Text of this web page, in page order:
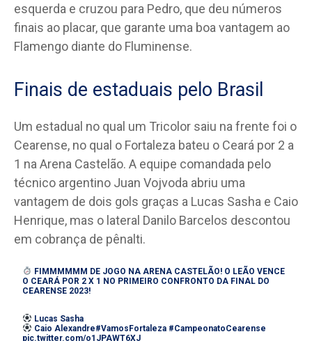
esquerda e cruzou para Pedro, que deu números
finais ao placar, que garante uma boa vantagem ao
Flamengo diante do Fluminense.
Finais de estaduais pelo Brasil
Um estadual no qual um Tricolor saiu na frente foi o
Cearense, no qual o Fortaleza bateu o Ceará por 2 a
1 na Arena Castelão. A equipe comandada pelo
técnico argentino Juan Vojvoda abriu uma
vantagem de dois gols graças a Lucas Sasha e Caio
Henrique, mas o lateral Danilo Barcelos descontou
em cobrança de pênalti.
FIMMMMMM DE JOGO NA ARENA CASTELÃO! O LEÃO VENCE
O CEARÁ POR 2 X 1 NO PRIMEIRO CONFRONTO DA FINAL DO
CEARENSE 2023!
Lucas Sasha
Caio Alexandre#VamosFortaleza #CampeonatoCearense
pic.twitter.com/o1JPAWT6XJ